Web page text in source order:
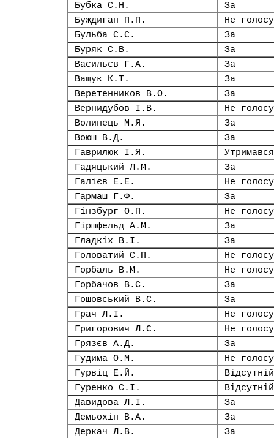
Бубка С.Н.
За
Буждиган П.П.
Не
Бульба С.С.
За
Буряк С.В.
За
Васильєв Г.А.
За
Ващук К.Т.
За
Веретенников В.О.
За
Вернидубов І.В.
Не
Волинець М.Я.
За
Воюш В.Д.
За
Гаврилюк І.Я.
Утримався
Гадяцький Л.М.
За
Галієв Е.Е.
Не
Гармаш Г.Ф.
За
Гінзбург О.П.
Не
Гіршфельд А.М.
За
Гладкіх В.І.
За
Головатий С.П.
Не
Горбаль В.М.
Не
Горбачов В.С.
За
Гошовський В.С.
За
Грач Л.І.
Не
Григорович Л.С.
Не
Грязєв А.Д.
За
Гудима О.М.
Не
Гурвіц Е.Й.
Відсутній
Гуренко С.І.
Відсутній
Давидова Л.І.
За
Демьохін В.А.
За
Деркач Л.В.
За